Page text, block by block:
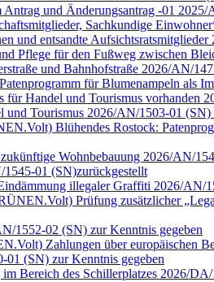
und Änderungsantrag -01
Sachkundige
und entsandte
Pflege für den Fußweg zwischen
und Bahnhofstraße 2026/AN/
für Blumenampeln als
Handel und Tourismus vorhanden
Tourismus 2026/AN/1503-01 (SN)
Blühendes Rostock:
Wohnbebauung 2026/AN/
01 (SN)zurückgestellt
illegaler Graffiti 2026/AN/
Prüfung zusätzlicher
1552-02 (SN) zur Kenntnis gegeben
Zahlungen über europäischen
01 (SN) zur Kenntnis gegeben
Bereich des Schillerplatzes 2026/DA/